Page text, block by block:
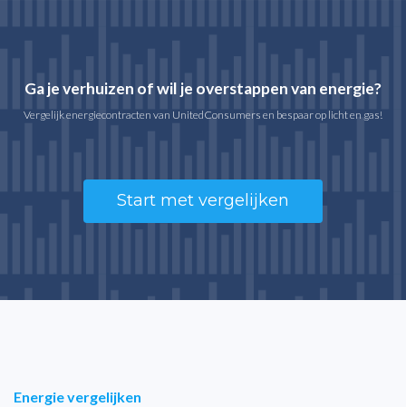
Ga je verhuizen of wil je overstappen van energie?
Vergelijk energiecontracten van UnitedConsumers en bespaar op licht en gas!
Start met vergelijken
Energie vergelijken